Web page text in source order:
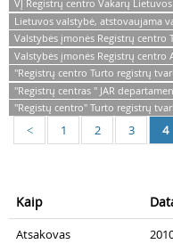
VĮ Registrų centro Vakarų
Lietuvos valstybė, atstovaujama
Valstybės įmonės Registrų
Valstybės įmonės Registrų
"Registrų centro Turto registrų
"Registrų centras " JAR
"Registų centro" Turto registrų
< 1 2 3 4
Kaip
Atsakovas